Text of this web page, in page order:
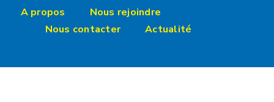
A propos
Nous rejoindre
Nous contacter
Actualité